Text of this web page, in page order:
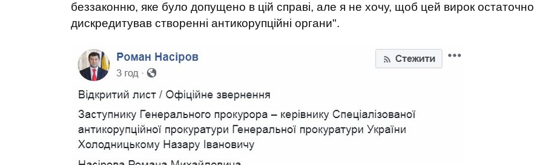
беззаконню, яке було допущено в цій справі, але я не хочу, щоб цей вирок остаточно
дискредитував створенні антикорупційні органи".